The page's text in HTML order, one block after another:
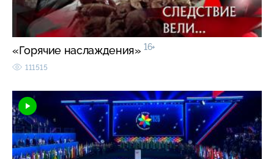
«Горячие наслаждения» 16+
111515